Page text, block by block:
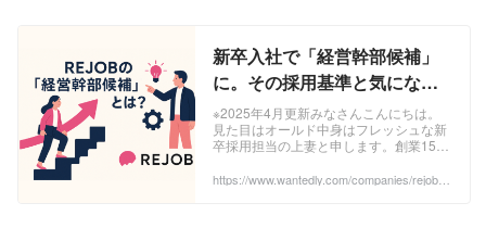
新卒入社で「経営幹部候補」
に。その採用基準と気になる
研修内容をこそっと教えま
す。 | 株式会社リジョブ
※2025年4月更新みなさんこんにちは。
見た目はオールド中身はフレッシュな新
卒採用担当の上妻と申します。創業15周
一つであるこの「経営幹部候補」につい
https://www.wantedly.com/companies/rejob/p